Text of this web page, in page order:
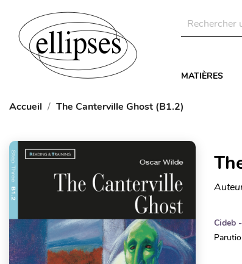
MATIÈRES
Accueil The Canterville Ghost (B1.2)
Cideb